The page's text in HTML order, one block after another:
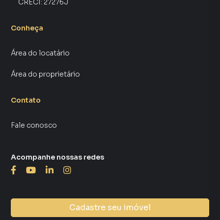
CRECI: 27276J
Conheça
Área do locatário
Área do proprietário
Contato
Fale conosco
Cadastre seu imóvel
Acompanhe nossas redes